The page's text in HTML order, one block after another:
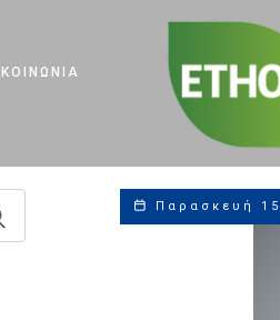
Compliance Leaders
Παρασκευή